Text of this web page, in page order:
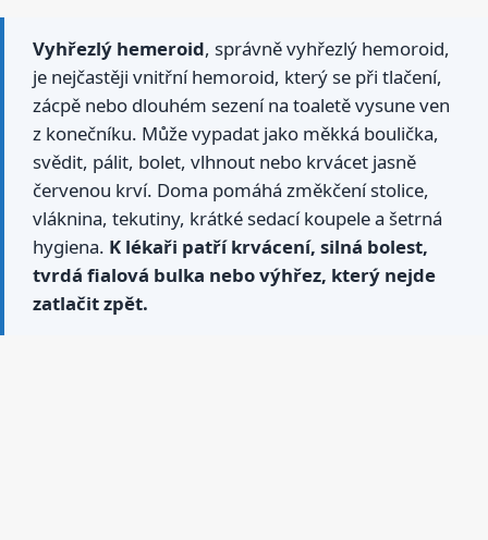
Vyhřezlý hemeroid, správně vyhřezlý hemoroid,
je nejčastěji vnitřní hemoroid, který se při tlačení,
zácpě nebo dlouhém sezení na toaletě vysune ven
z konečníku. Může vypadat jako měkká boulička,
svědit, pálit, bolet, vlhnout nebo krvácet jasně
červenou krví. Doma pomáhá změkčení stolice,
vláknina, tekutiny, krátké sedací koupele a šetrná
hygiena. K lékaři patří krvácení, silná bolest,
tvrdá fialová bulka nebo výhřez, který nejde
zatlačit zpět.